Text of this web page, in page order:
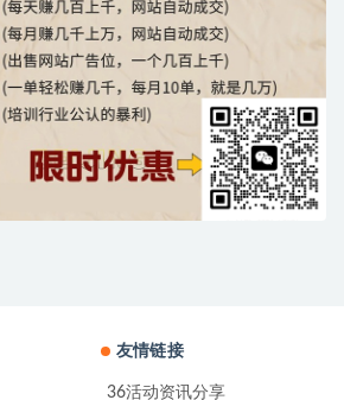
友情链接
36活动资讯分享